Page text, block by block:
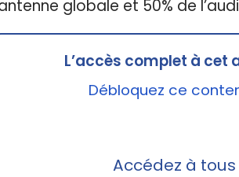
globale et 50% de
L’accès complet à cet
Débloquez ce
Accédez à